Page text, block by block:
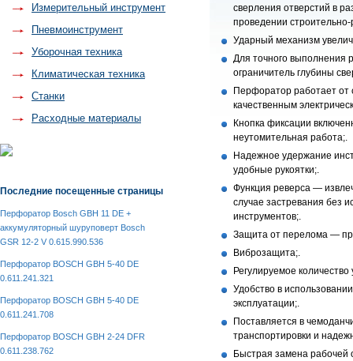
сверления отверстий в
проведении
Ударный механизм
Для точного выполнения
ограничитель глубины
Перфоратор работает от
качественным
Кнопка фиксации
неутомительная работа;.
Надежное удержание
удобные рукоятки;.
Функция реверса —
случае застревания без
инструментов;.
Защита от перелома —
Виброзащита;.
Регулируемое количество
Удобство в
эксплуатации;.
Поставляется в
транспортировки и
Быстрая замена рабочей
Измерительный инструмент
Пневмоинструмент
Уборочная техника
Климатическая техника
Станки
Расходные материалы
Последние посещенные страницы
Перфоратор Bosch GBH 11 DE +
аккумуляторный шуруповерт Bosch
GSR 12-2 V 0.615.990.536
Перфоратор BOSCH GBH 5-40 DE
0.611.241.321
Перфоратор BOSCH GBH 5-40 DE
0.611.241.708
Перфоратор BOSCH GBH 2-24 DFR
0.611.238.762